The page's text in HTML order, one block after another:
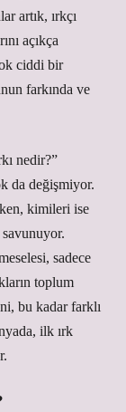
artık, ırkçı
açıkça
ciddi bir
farkında ve
nedir?”
da değişmiyor.
kimileri ise
savunuyor.
sadece
toplum
bu kadar farklı
ilk ırk